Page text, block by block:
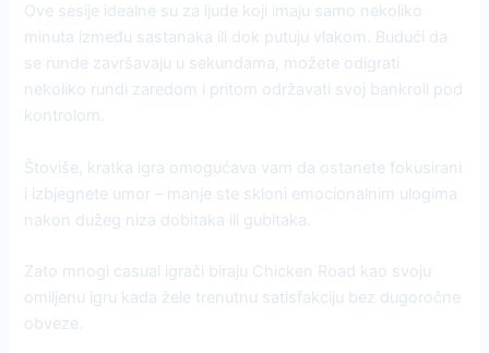
Ove sesije idealne su za ljude koji imaju samo nekoliko
minuta između sastanaka ili dok putuju vlakom. Budući da
se runde završavaju u sekundama, možete odigrati
nekoliko rundi zaredom i pritom održavati svoj bankroll pod
kontrolom.
Štoviše, kratka igra omogućava vam da ostanete fokusirani
i izbjegnete umor – manje ste skloni emocionalnim ulogima
nakon dužeg niza dobitaka ili gubitaka.
Zato mnogi casual igrači biraju Chicken Road kao svoju
omiljenu igru kada žele trenutnu satisfakciju bez dugoročne
obveze.